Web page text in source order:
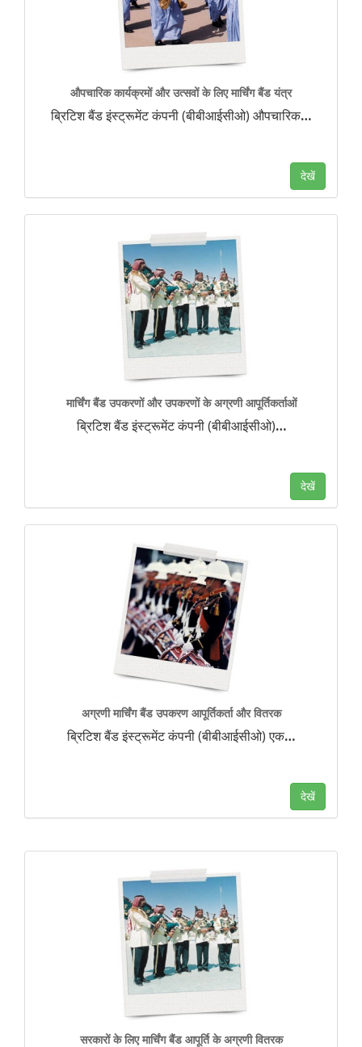
औपचारिक कार्यक्रमों और उत्सवों के लिए मार्चिंग बैंड यंत्र
ब्रिटिश बैंड इंस्ट्रूमेंट कंपनी (बीबीआईसीओ) औपचारिक…
देखें
मार्चिंग बैंड उपकरणों और उपकरणों के अग्रणी आपूर्तिकर्ताओं
ब्रिटिश बैंड इंस्ट्रूमेंट कंपनी (बीबीआईसीओ)…
देखें
अग्रणी मार्चिंग बैंड उपकरण आपूर्तिकर्ता और वितरक
ब्रिटिश बैंड इंस्ट्रूमेंट कंपनी (बीबीआईसीओ) एक…
देखें
सरकारों के लिए मार्चिंग बैंड आपूर्ति के अग्रणी वितरक